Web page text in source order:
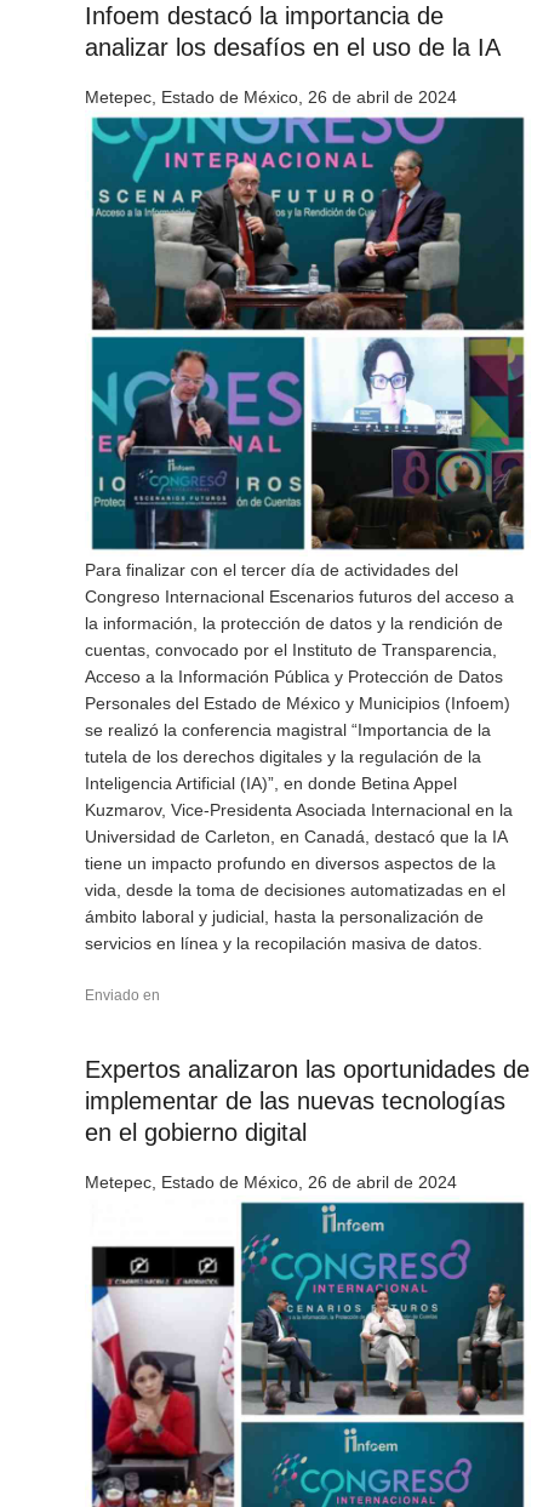
Infoem destacó la importancia de
analizar los desafíos en el uso de la IA
Metepec, Estado de México, 26 de abril de 2024
Para finalizar con el tercer día de actividades del
Congreso Internacional Escenarios futuros del acceso a
la información, la protección de datos y la rendición de
cuentas, convocado por el Instituto de Transparencia,
Acceso a la Información Pública y Protección de Datos
Personales del Estado de México y Municipios (Infoem)
se realizó la conferencia magistral “Importancia de la
tutela de los derechos digitales y la regulación de la
Inteligencia Artificial (IA)”, en donde Betina Appel
Kuzmarov, Vice-Presidenta Asociada Internacional en la
Universidad de Carleton, en Canadá, destacó que la IA
tiene un impacto profundo en diversos aspectos de la
vida, desde la toma de decisiones automatizadas en el
ámbito laboral y judicial, hasta la personalización de
servicios en línea y la recopilación masiva de datos.
Enviado en
Expertos analizaron las oportunidades de
implementar de las nuevas tecnologías
en el gobierno digital
Metepec, Estado de México, 26 de abril de 2024